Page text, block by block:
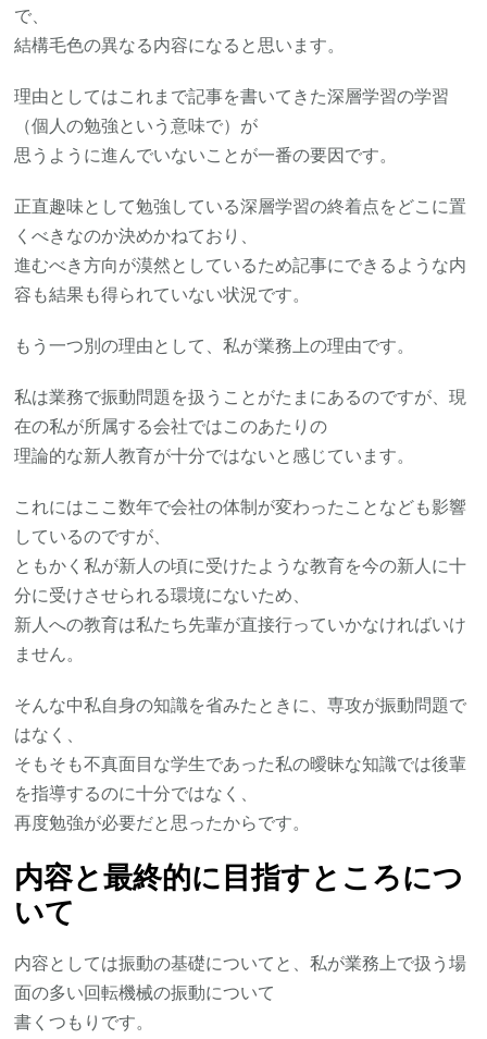
で、
結構毛色の異なる内容になると思います。
理由としてはこれまで記事を書いてきた深層学習の学習
（個人の勉強という意味で）が
思うように進んでいないことが一番の要因です。
正直趣味として勉強している深層学習の終着点をどこに置
くべきなのか決めかねており、
進むべき方向が漠然としているため記事にできるような内
容も結果も得られていない状況です。
もう一つ別の理由として、私が業務上の理由です。
私は業務で振動問題を扱うことがたまにあるのですが、現
在の私が所属する会社ではこのあたりの
理論的な新人教育が十分ではないと感じています。
これにはここ数年で会社の体制が変わったことなども影響
しているのですが、
ともかく私が新人の頃に受けたような教育を今の新人に十
分に受けさせられる環境にないため、
新人への教育は私たち先輩が直接行っていかなければいけ
ません。
そんな中私自身の知識を省みたときに、専攻が振動問題で
はなく、
そもそも不真面目な学生であった私の曖昧な知識では後輩
を指導するのに十分ではなく、
再度勉強が必要だと思ったからです。
内容と最終的に目指すところにつ
いて
内容としては振動の基礎についてと、私が業務上で扱う場
面の多い回転機械の振動について
書くつもりです。